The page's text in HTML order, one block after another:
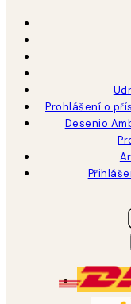
Prohlášení o
Desenio